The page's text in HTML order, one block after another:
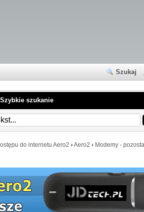
Szukaj
Szybkie szukanie
do internetu Aero2 ›Aero2 › Modemy -